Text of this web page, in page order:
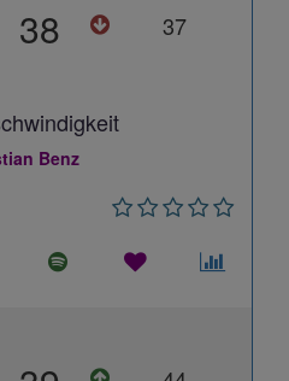
38 37
Benz